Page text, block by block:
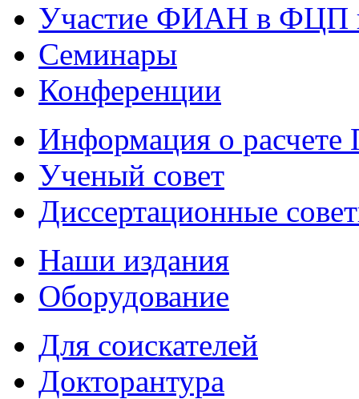
Участие ФИАН в ФЦП
Семинары
Конференции
Информация о
Ученый совет
Диссертационные
Наши издания
Оборудование
Для соискателей
Докторантура